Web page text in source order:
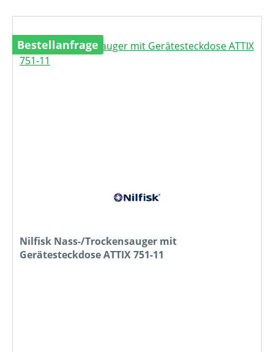
Bestellanfrage
Nilfisk Nass-/Trockensauger mit
Gerätesteckdose ATTIX 751-11